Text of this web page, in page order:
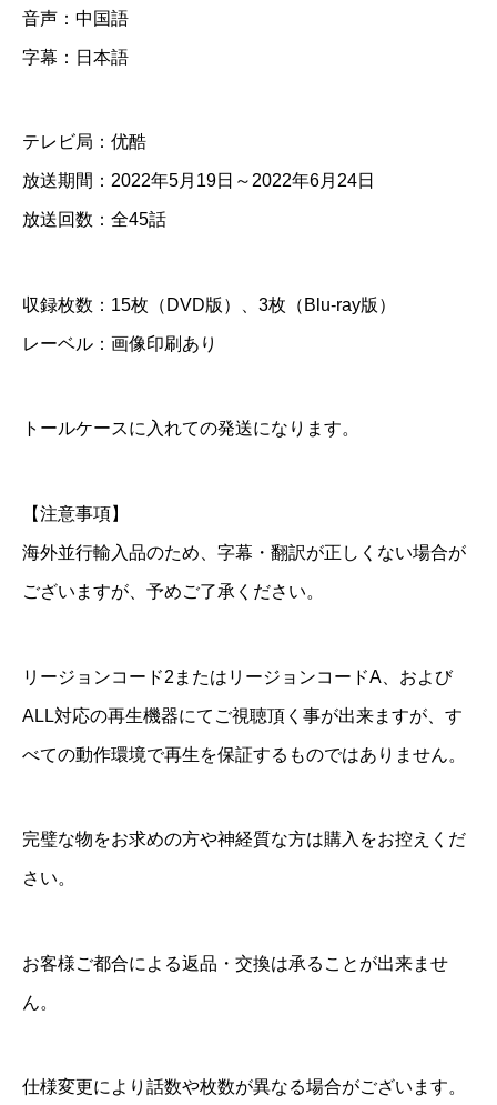
r
音声：中国語
字幕：日本語
テレビ局：优酷
放送期間：2022年5月19日～2022年6月24日
放送回数：全45話
収録枚数：15枚（DVD版）、3枚（Blu-ray版）
レーベル：画像印刷あり
トールケースに入れての発送になります。
【注意事項】
海外並行輸入品のため、字幕・翻訳が正しくない場合が
ございますが、予めご了承ください。
リージョンコード2またはリージョンコードA、および
ALL対応の再生機器にてご視聴頂く事が出来ますが、す
べての動作環境で再生を保証するものではありません。
完璧な物をお求めの方や神経質な方は購入をお控えくだ
さい。
お客様ご都合による返品・交換は承ることが出来ませ
ん。
仕様変更により話数や枚数が異なる場合がございます。